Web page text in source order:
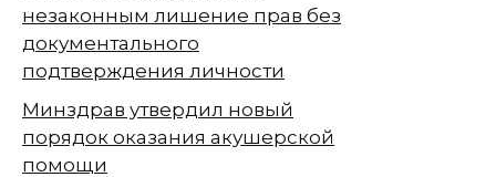
незаконным лишение прав без
документального
подтверждения личности
Минздрав утвердил новый
порядок оказания акушерской
помощи